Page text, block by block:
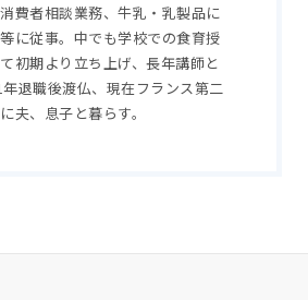
費者相談業務、牛乳・乳製品に
に従事。中でも学校での食育授
初期より立ち上げ、長年講師と
年退職後渡仏、現在フランス第二
夫、息子と暮らす。